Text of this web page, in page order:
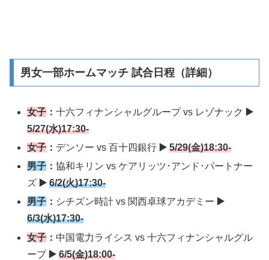
男女一部ホームマッチ 試合日程（詳細）
女子 ：十六フィナンシャルグループ vs レゾナック ▶️
5/27(水)17:30-
女子 ： デンソー vs 百十四銀行 ▶️5/29(金)18:30-
男子 ：協和キリン vs ケアリッツ･アンド･パートナー
ズ ▶️6/2(火)17:30-
男子 ： シチズン時計 vs 関西卓球アカデミー ▶️
6/3(水)17:30-
女子 ： 中国電力ライシス vs 十六フィナンシャルグル
ープ▶️6/5(金)18:00-